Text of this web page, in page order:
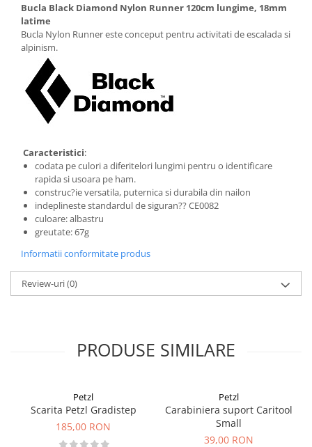
Bucla Black Diamond Nylon Runner 120cm lungime, 18mm
latime
Bucla Nylon Runner este conceput pentru activitati de escalada si
alpinism.
Caracteristici:
codata pe culori a diferitelori lungimi pentru o identificare
rapida si usoara pe ham.
construc?ie versatila, puternica si durabila din nailon
indeplineste standardul de siguran?? CE0082
culoare: albastru
greutate: 67g
Informatii conformitate produs
Review-uri(0)
PRODUSE SIMILARE
Petzl
Scarita Petzl Gradistep
185,00 RON
Petzl
Carabiniera suport Caritool
Small
39,00 RON